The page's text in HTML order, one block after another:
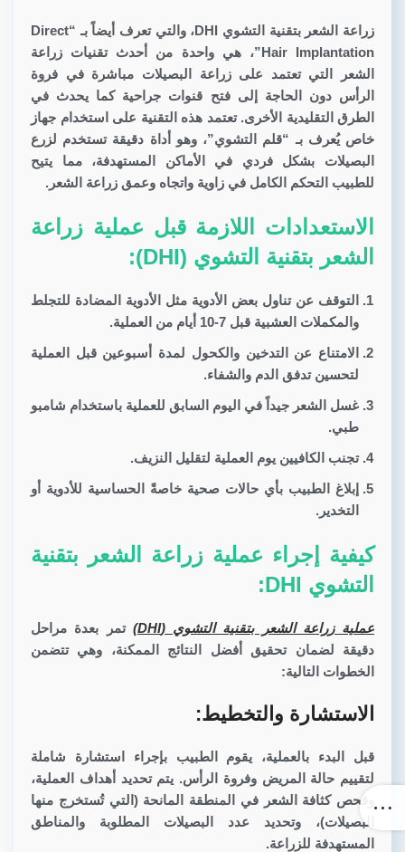
زراعة الشعر بتقنية التشوي DHI،
والتي تعرف أيضاً بـ “Direct
Hair Implantation”، هي واحدة من أحدث تقنيات زراعة
الشعر التي تعتمد على زراعة البصيلات مباشرة في فروة
الرأس دون الحاجة إلى فتح قنوات جراحية كما يحدث في
الطرق التقليدية الأخرى. تعتمد هذه التقنية على استخدام جهاز
خاص يُعرف بـ “قلم التشوي”، وهو أداة دقيقة تستخدم لزرع
البصيلات بشكل فردي في الأماكن المستهدفة، مما يتيح
للطبيب التحكم الكامل في زاوية واتجاه وعمق زراعة الشعر.
الاستعدادات اللازمة قبل عملية زراعة
الشعر بتقنية التشوي (DHI):
التوقف عن تناول بعض الأدوية مثل الأدوية المضادة للتجلط
والمكملات العشبية قبل 7-10 أيام من العملية.
الامتناع عن التدخين والكحول لمدة أسبوعين قبل العملية
لتحسين تدفق الدم والشفاء.
غسل الشعر جيداً في اليوم السابق للعملية باستخدام شامبو
طبي.
تجنب الكافيين يوم العملية لتقليل النزيف.
إبلاغ الطبيب بأي حالات صحية خاصةً الحساسية للأدوية أو
التخدير.
كيفية إجراء عملية زراعة الشعر بتقنية
التشوي DHI:
عملية زراعة الشعر بتقنية التشوي (DHI)
تمر بعدة مراحل
دقيقة لضمان تحقيق أفضل النتائج الممكنة، وهي تتضمن
الخطوات التالية:
الاستشارة والتخطيط:
قبل البدء بالعملية، يقوم الطبيب بإجراء استشارة شاملة
لتقييم حالة المريض وفروة الرأس. يتم تحديد أهداف العملية،
وفحص كثافة الشعر في المنطقة المانحة (التي تُستخرج منها
البصيلات)، وتحديد عدد البصيلات المطلوبة والمناطق
المستهدفة للزراعة.